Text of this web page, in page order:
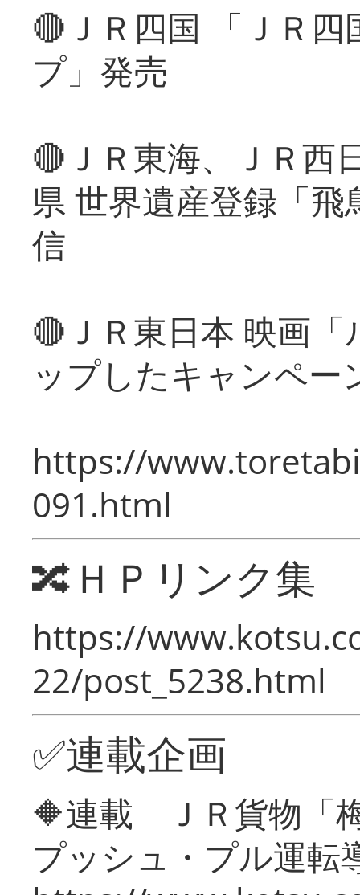
🔴ＪＲ四国 「ＪＲ
プ」発売
🔴ＪＲ東海、ＪＲ西
県 世界遺産登録「
信
🔴ＪＲ東日本 映画
ップしたキャンペー
https://
091.html
🔀ＨＰリンク集
https://
22/post_5238.html
✅連載企画
🔶連載 ＪＲ貨物「
プッシュ・プル運転